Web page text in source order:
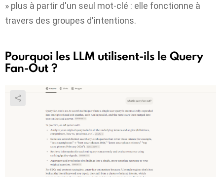
» plus à partir d'un seul mot-clé : elle fonctionne à
travers des groupes d'intentions.
Pourquoi les LLM utilisent-ils le Query
Fan-Out ?